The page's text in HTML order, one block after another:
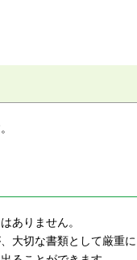
ありません。
大切な書類として厳重に